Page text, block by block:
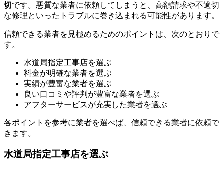
切です。悪質な業者に依頼してしまうと、高額請求や不適切
な修理といったトラブルに巻き込まれる可能性があります。
信頼できる業者を見極めるためのポイントは、次のとおりで
す。
水道局指定工事店を選ぶ
料金が明確な業者を選ぶ
実績が豊富な業者を選ぶ
良い口コミや評判が豊富な業者を選ぶ
アフターサービスが充実した業者を選ぶ
各ポイントを参考に業者を選べば、信頼できる業者に依頼で
きます。
水道局指定工事店を選ぶ